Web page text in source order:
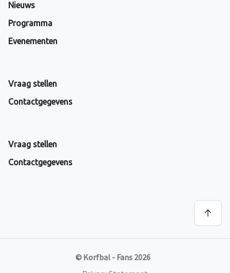
Nieuws
Programma
Evenementen
Vraag stellen
Contactgegevens
Vraag stellen
Contactgegevens
© Korfbal - Fans 2026